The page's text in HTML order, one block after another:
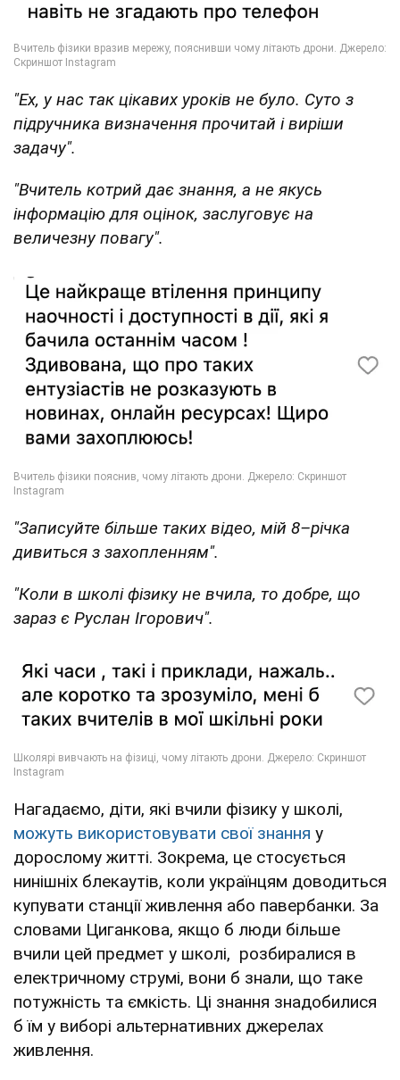
"Ех, у нас так цікавих уроків не було. Суто з
підручника визначення прочитай і виріши
задачу".
"Вчитель котрий дає знання, а не якусь
інформацію для оцінок, заслуговує на
величезну повагу".
"Записуйте більше таких відео, мій 8–річка
дивиться з захопленням".
"Коли в школі фізику не вчила, то добре, що
зараз є Руслан Ігорович".
Нагадаємо, діти, які вчили фізику у школі,
можуть використовувати свої знання у
дорослому житті. Зокрема, це стосується
нинішніх блекаутів, коли українцям доводиться
купувати станції живлення або павербанки. За
словами Циганкова, якщо б люди більше
вчили цей предмет у школі, розбиралися в
електричному струмі, вони б знали, що таке
потужність та ємкість. Ці знання знадобилися
б їм у виборі альтернативних джерелах
живлення.